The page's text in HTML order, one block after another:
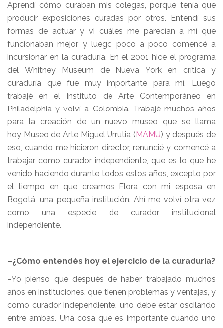
Aprendí cómo curaban mis colegas, porque tenía que
producir exposiciones curadas por otros. Entendí sus
formas de actuar y vi cuáles me parecían a mí que
funcionaban mejor y luego poco a poco comencé a
incursionar en la curaduría. En el 2001 hice el programa
del Whitney Museum de Nueva York en crítica y
curaduría que fue muy importante para mí. Luego
trabajé en el Instituto de Arte Contemporáneo en
Philadelphia y volví a Colombia. Trabajé muchos años
para la creación de un nuevo museo que se llama
hoy Museo de Arte Miguel Urrutia (MAMU) y después de
eso, cuando me hicieron director, renuncié y comencé a
trabajar como curador independiente, que es lo que he
venido haciendo durante todos estos años, excepto por
el tiempo en que creamos Flora con mi esposa en
Bogotá, una pequeña institución. Ahí me volví otra vez
como una especie de curador institucional
independiente.
–¿Cómo entendés hoy el ejercicio de la curaduría?
–Yo pienso que después de haber trabajado muchos
años en instituciones, que tienen problemas y ventajas, y
como curador independiente, uno debe estar oscilando
entre ambas. Una cosa que es importante cuando uno